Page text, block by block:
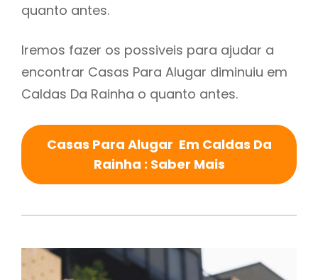
quanto antes.
Iremos fazer os possiveis para ajudar a
encontrar Casas Para Alugar diminuiu em
Caldas Da Rainha o quanto antes.
Casas Para Alugar Em Caldas Da
Rainha : Saber Mais